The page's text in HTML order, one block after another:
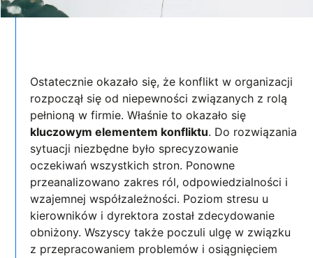
Ostatecznie okazało się, że konflikt w organizacji
rozpoczął się od niepewności związanych z rolą
pełnioną w firmie. Właśnie to okazało się
kluczowym elementem konfliktu. Do rozwiązania
sytuacji niezbędne było sprecyzowanie
oczekiwań wszystkich stron. Ponowne
przeanalizowano zakres ról, odpowiedzialności i
wzajemnej współzależności. Poziom stresu u
kierowników i dyrektora został zdecydowanie
obniżony. Wszyscy także poczuli ulgę w związku
z przepracowaniem problemów i osiągnięciem